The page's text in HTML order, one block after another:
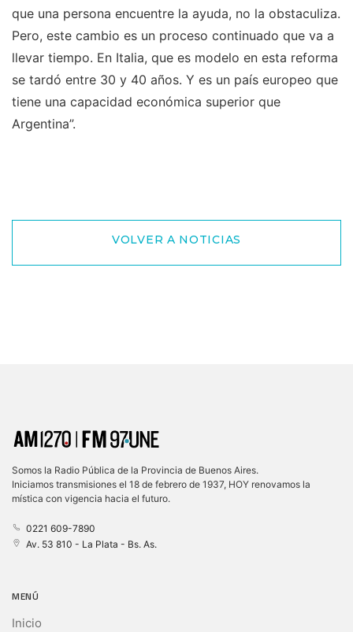
que una persona encuentre la ayuda, no la obstaculiza.
Pero, este cambio es un proceso continuado que va a
llevar tiempo. En Italia, que es modelo en esta reforma
se tardó entre 30 y 40 años. Y es un país europeo que
tiene una capacidad económica superior que
Argentina”.
VOLVER A NOTICIAS
Somos la Radio Pública de la Provincia de Buenos Aires.
Iniciamos transmisiones el 18 de febrero de 1937, HOY renovamos la
mística con vigencia hacia el futuro.
0221 609-7890
Av. 53 810 - La Plata - Bs. As.
MENÚ
Inicio